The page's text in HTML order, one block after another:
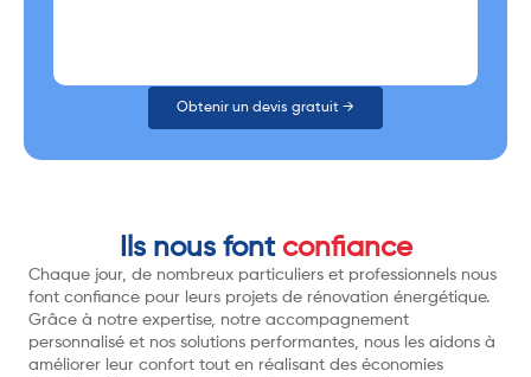
Obtenir un devis gratuit →
Ils nous font confiance
Chaque jour, de nombreux particuliers et professionnels nous
font confiance pour leurs projets de rénovation énergétique.
Grâce à notre expertise, notre accompagnement
personnalisé et nos solutions performantes, nous les aidons à
améliorer leur confort tout en réalisant des économies